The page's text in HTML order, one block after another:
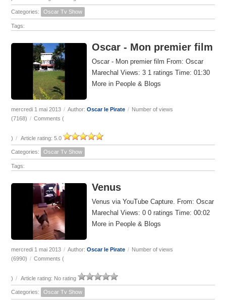
Categories: Oscar Tv Show
Tags:
Oscar - Mon premier film
Oscar - Mon premier film From: Oscar
Marechal Views: 3 1 ratings Time: 01:30
More in People & Blogs
mercredi 1 mai 2013 / Author:Oscar le Pirate / Number of views
(7168) / Comments (
) / Article rating: 5.0
Categories: Oscar Tv Show
Tags:
Venus
Venus via YouTube Capture. From: Oscar
Marechal Views: 0 0 ratings Time: 00:02
More in People & Blogs
mercredi 1 mai 2013 / Author:Oscar le Pirate / Number of views
(6990) / Comments (
) / Article rating: No rating
Categories: Oscar Tv Show